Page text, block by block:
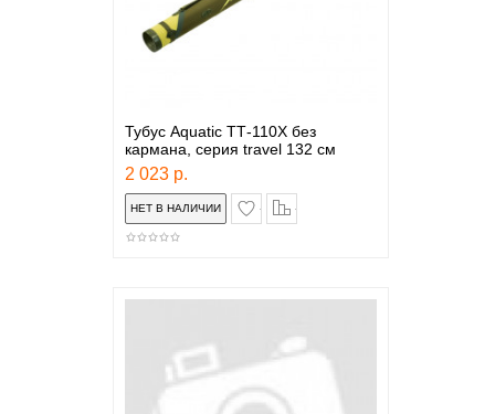
Тубус Aquatic ТТ-110Х без
кармана, серия travel 132 см
2 023 р.
в закладки